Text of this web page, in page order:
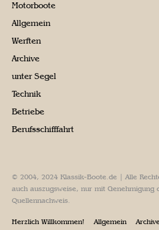
Motorboote
Allgemein
Werften
Archive
unter Segel
Technik
Betriebe
Berufsschifffahrt
© 2004, 2024 Klassik-Boote.de | Alle
auch auszugsweise, nur mit Genehmigung
Quellennachweis.
Herzlich Willkommen! Allgemein